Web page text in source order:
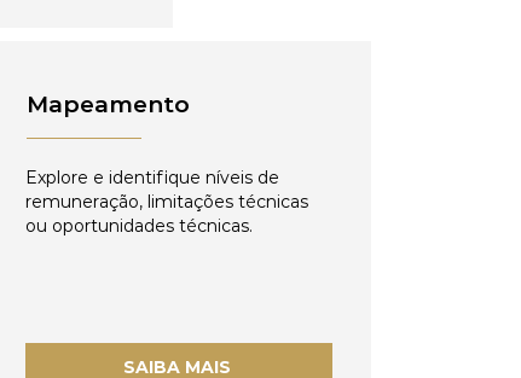
Mapeamento
Explore e identifique níveis de
remuneração, limitações técnicas
ou oportunidades técnicas.
SAIBA MAIS